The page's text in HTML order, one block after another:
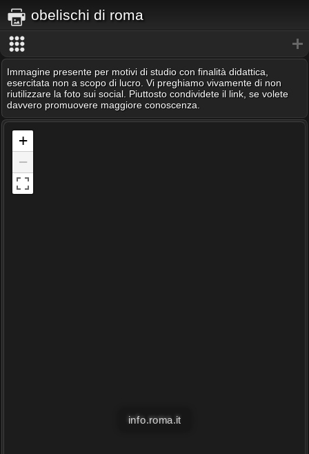
obelischi di roma
Immagine presente per motivi di studio con finalità didattica,
esercitata non a scopo di lucro. Vi preghiamo vivamente di non
riutilizzare la foto sui social. Piuttosto condividete il link, se volete
davvero promuovere maggiore conoscenza.
+
−
info.roma.it